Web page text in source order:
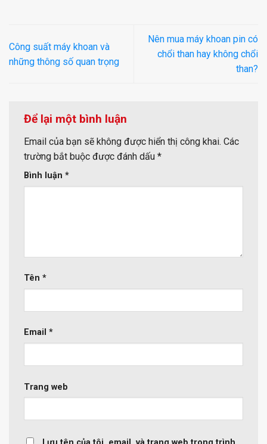
Công suất máy khoan và
những thông số quan trọng
Nên mua máy khoan pin có
chổi than hay không chổi
than?
Để lại một bình luận
Email của bạn sẽ không được hiển thị công khai. Các
trường bắt buộc được đánh dấu *
Bình luận *
Tên *
Email *
Trang web